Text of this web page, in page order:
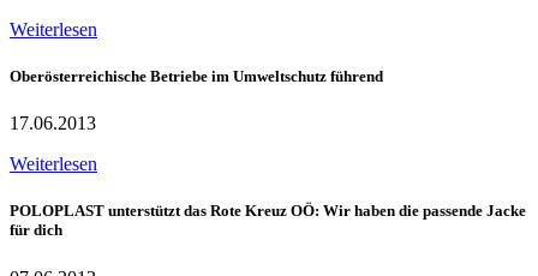
Weiterlesen
Oberösterreichische Betriebe im Umweltschutz führend
17.06.2013
Weiterlesen
POLOPLAST unterstützt das Rote Kreuz OÖ: Wir haben die passende Jacke
für dich